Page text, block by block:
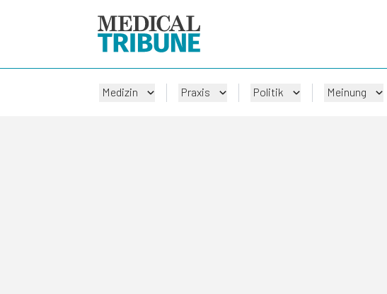
Medizin Praxis Politik Meinung